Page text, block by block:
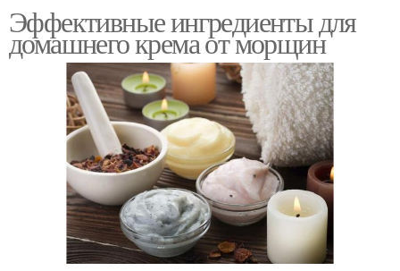
Эффективные ингредиенты для
домашнего крема от морщин